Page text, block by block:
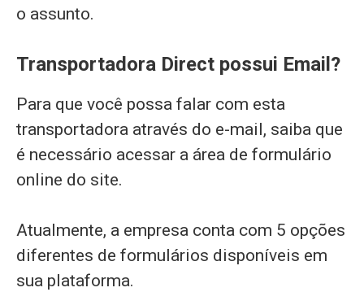
o assunto.
Transportadora Direct possui Email?
Para que você possa falar com esta
transportadora através do e-mail, saiba que
é necessário acessar a área de formulário
online do site.
Atualmente, a empresa conta com 5 opções
diferentes de formulários disponíveis em
sua plataforma.